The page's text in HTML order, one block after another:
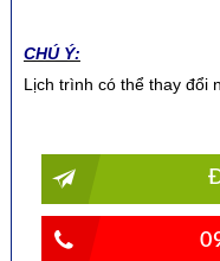
CHÚ Ý:
Lịch trình có thể thay đổi